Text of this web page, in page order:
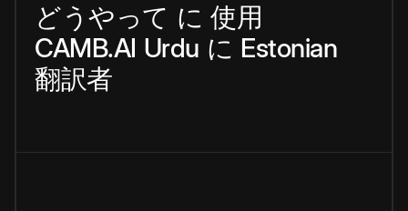
どうやって に 使用
CAMB.AI Urdu に Estonian
翻訳者